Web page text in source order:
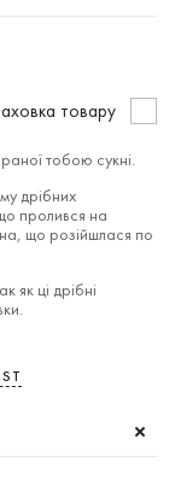
товару
тобою сукні.
дрібних
пролився на
що розійшлася по
як ці дрібні